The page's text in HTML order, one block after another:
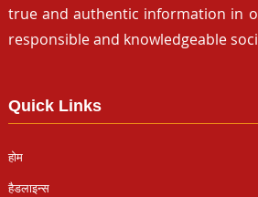
true and authentic information in
responsible and knowledgeable
Quick Links
होम
हैडलाइन्स